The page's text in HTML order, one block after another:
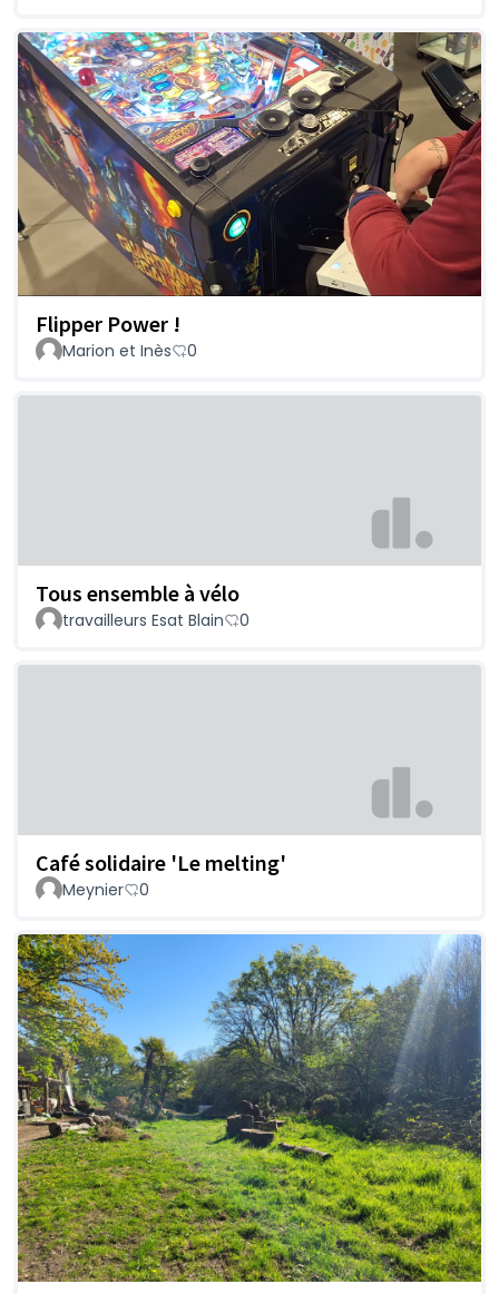
Flipper Power !
Marion et Inès 0
Tous ensemble à vélo
travailleurs Esat Blain 0
Café solidaire 'Le melting'
Meynier 0